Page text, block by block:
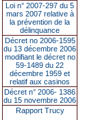
Loi n° 2007-297 du 5
mars 2007 relative à
la prévention de la
délinquance
Décret no 2006-1595
du 13 décembre 2006
modifiant le décret no
59-1489 du 22
décembre 1959 et
relatif aux casinos
Décret n° 2006- 1386
du 15 novembre 2006
Rapport Trucy